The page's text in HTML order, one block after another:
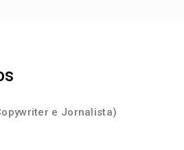
e Jornalista)